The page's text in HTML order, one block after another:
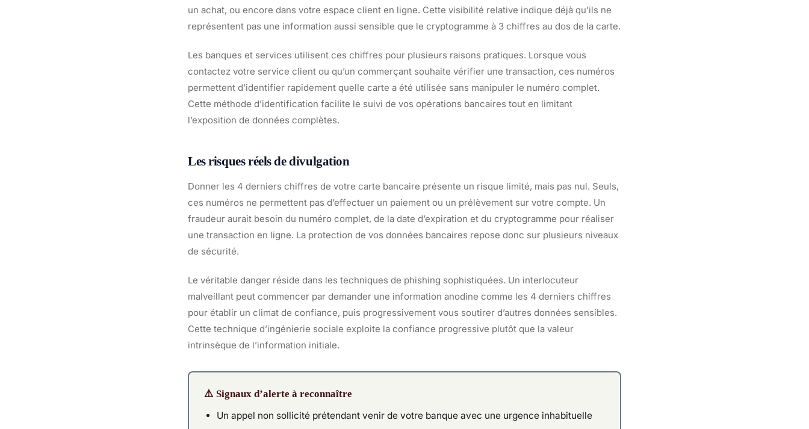
un achat, ou encore dans votre espace client en ligne. Cette visibilité relative indique déjà qu’ils ne
représentent pas une information aussi sensible que le cryptogramme à 3 chiffres au dos de la carte.
Les banques et services utilisent ces chiffres pour plusieurs raisons pratiques. Lorsque vous
contactez votre service client ou qu’un commerçant souhaite vérifier une transaction, ces numéros
permettent d’identifier rapidement quelle carte a été utilisée sans manipuler le numéro complet.
Cette méthode d’identification facilite le suivi de vos opérations bancaires tout en limitant
l’exposition de données complètes.
Les risques réels de divulgation
Donner les 4 derniers chiffres de votre carte bancaire présente un risque limité, mais pas nul. Seuls,
ces numéros ne permettent pas d’effectuer un paiement ou un prélèvement sur votre compte. Un
fraudeur aurait besoin du numéro complet, de la date d’expiration et du cryptogramme pour réaliser
une transaction en ligne. La protection de vos données bancaires repose donc sur plusieurs niveaux
de sécurité.
Le véritable danger réside dans les techniques de phishing sophistiquées. Un interlocuteur
malveillant peut commencer par demander une information anodine comme les 4 derniers chiffres
pour établir un climat de confiance, puis progressivement vous soutirer d’autres données sensibles.
Cette technique d’ingénierie sociale exploite la confiance progressive plutôt que la valeur
intrinsèque de l’information initiale.
⚠️ Signaux d’alerte à reconnaître
Un appel non sollicité prétendant venir de votre banque avec une urgence inhabituelle